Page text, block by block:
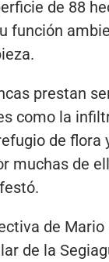
de 88
función
prestan
como la
de flora
muchas de
de Mario
de la